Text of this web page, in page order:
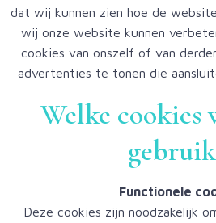
dat wij kunnen zien hoe de
wij onze website kunnen
cookies van onszelf of van
advertenties te tonen die
Welke cookies
Functionele
Deze cookies zijn noodzakelijk